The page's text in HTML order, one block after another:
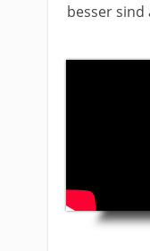
besser sind